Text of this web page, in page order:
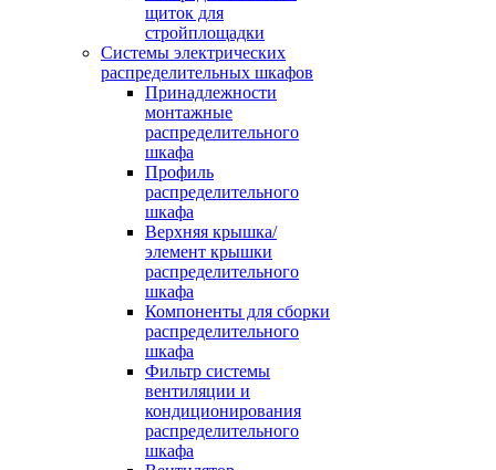
щиток для
стройплощадки
Системы электрических
распределительных шкафов
Принадлежности
монтажные
распределительного
шкафа
Профиль
распределительного
шкафа
Верхняя крышка/
элемент крышки
распределительного
шкафа
Компоненты для сборки
распределительного
шкафа
Фильтр системы
вентиляции и
кондиционирования
распределительного
шкафа